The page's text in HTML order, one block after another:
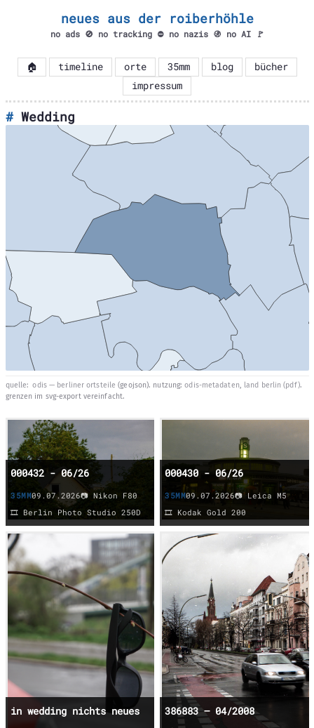
neues aus der roiberhöhle
no ads 🚫 no tracking ⛔ no nazis 🚯 no AI 🚩
🏠 timeline orte 35mm blog
bücher
impressum
Wedding
quelle: odis — berliner ortsteile (geojson). nutzung:odis-metadaten, land berlin (pdf).
grenzen im svg-export vereinfacht.
000432 - 06/26
35MM09.07.2026📷 Nikon F80
🎞️ Berlin Photo Studio 250D
000430 - 06/26
35MM09.07.2026📷 Leica M5
🎞️ Kodak Gold 200
in wedding nichts neues 386883 – 04/2008